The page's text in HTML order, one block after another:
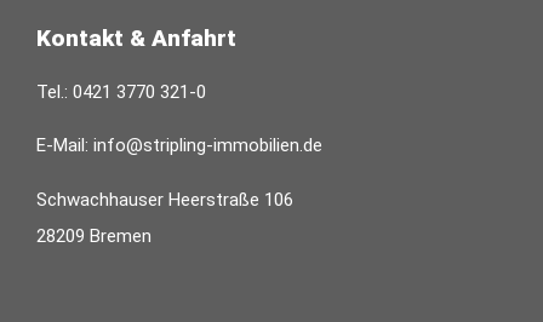
Kontakt & Anfahrt
Tel.: 0421 3770 321-0
E-Mail: info@stripling-immobilien.de
Schwachhauser Heerstraße 106
28209 Bremen